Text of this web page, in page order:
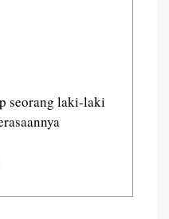
seorang laki-laki